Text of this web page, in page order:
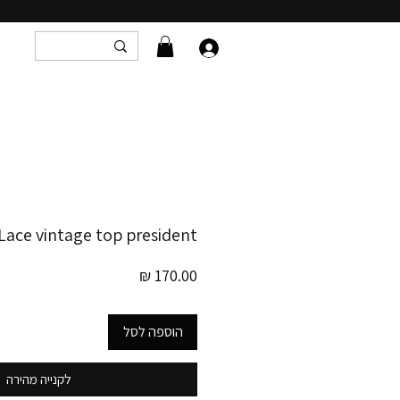
Lace vintage top president
הוספה לסל
לקנייה מהירה